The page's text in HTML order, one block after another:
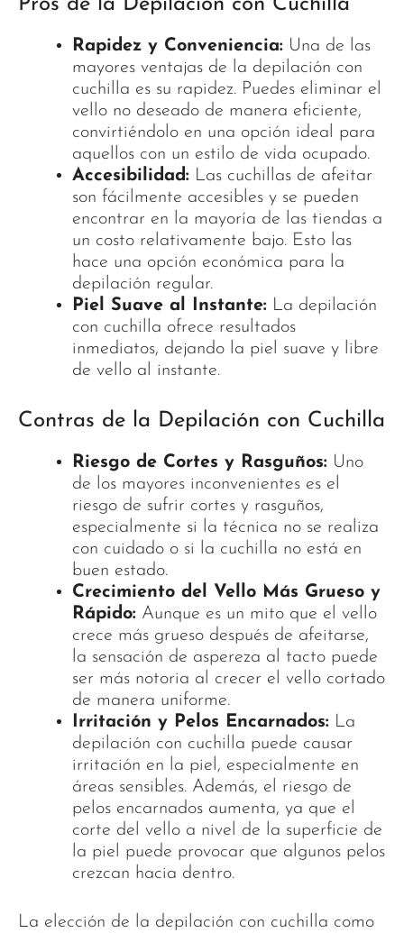
Rapidez y Conveniencia: Una de las
mayores ventajas de la depilación con
cuchilla es su rapidez. Puedes eliminar el
vello no deseado de manera eficiente,
convirtiéndolo en una opción ideal para
aquellos con un estilo de vida ocupado.
Accesibilidad: Las cuchillas de afeitar
son fácilmente accesibles y se pueden
encontrar en la mayoría de las tiendas a
un costo relativamente bajo. Esto las
hace una opción económica para la
depilación regular.
Piel Suave al Instante: La depilación
con cuchilla ofrece resultados
inmediatos, dejando la piel suave y libre
de vello al instante.
Contras de la Depilación con Cuchilla
Riesgo de Cortes y Rasguños: Uno
de los mayores inconvenientes es el
riesgo de sufrir cortes y rasguños,
especialmente si la técnica no se realiza
con cuidado o si la cuchilla no está en
buen estado.
Crecimiento del Vello Más Grueso y
Rápido: Aunque es un mito que el vello
crece más grueso después de afeitarse,
la sensación de aspereza al tacto puede
ser más notoria al crecer el vello cortado
de manera uniforme.
Irritación y Pelos Encarnados: La
depilación con cuchilla puede causar
irritación en la piel, especialmente en
áreas sensibles. Además, el riesgo de
pelos encarnados aumenta, ya que el
corte del vello a nivel de la superficie de
la piel puede provocar que algunos pelos
crezcan hacia dentro.
La elección de la depilación con cuchilla como